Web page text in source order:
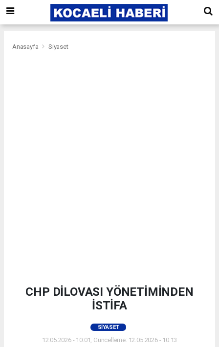
Anasayfa Siyaset
CHP DİLOVASI YÖNETİMİNDEN
İSTİFA
SIYASET
12.05.2026 - 10:01, Güncelleme: 12.05.2026 - 10:13